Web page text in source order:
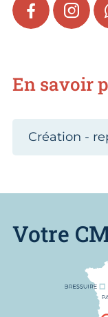
FACEBOOK
En savoir
Création -
Votre